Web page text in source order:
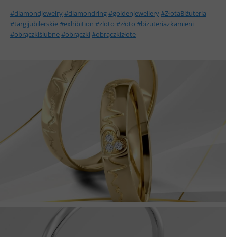
#diamondjewelry#diamondring#goldenjewellery#ZłotaBiżuteria
#targijubilerskie#exhibition #zloto #złoto #bizuteriazkamieni
#obrączkiślubne#obrączki #obrączkizłote